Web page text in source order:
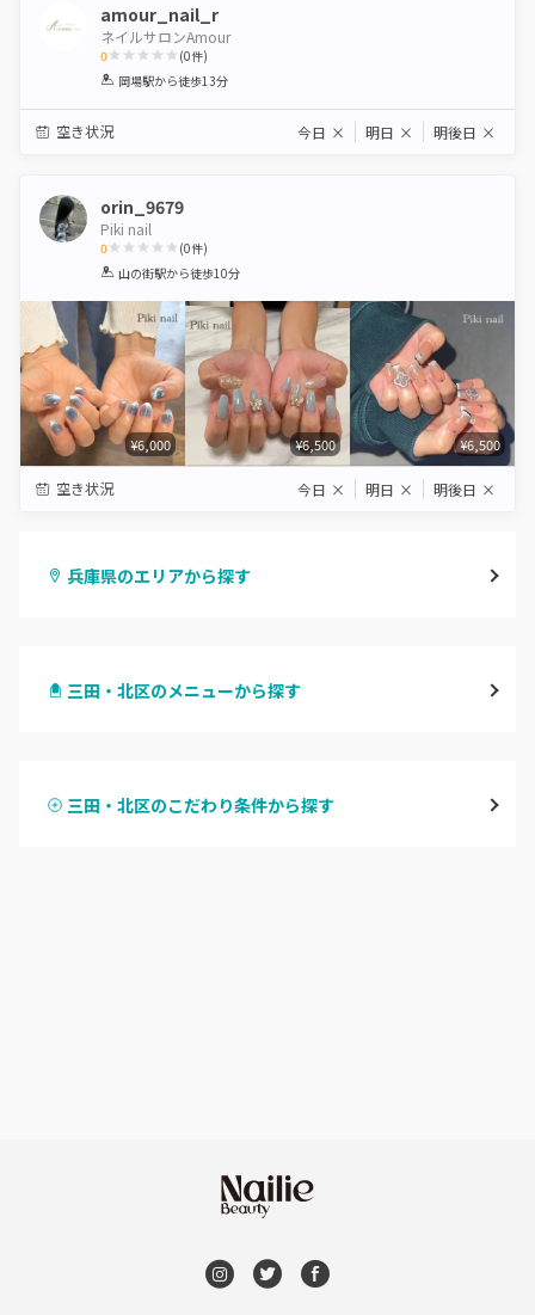
amour_nail_r
ネイルサロンAmour
0
1 2 3 4 5
(0件)
岡場駅から徒歩13分
空き状況 今日 × 明日 × 明後日 ×
orin_9679
Piki nail
0
1 2 3 4 5
(0件)
山の街駅から徒歩10分
¥6,000 ¥6,500 ¥6,500
空き状況 今日 × 明日 × 明後日 ×
兵庫県のエリアから探す
尼崎・塚口・武庫之荘
三田・北区のメニューから探す
ハンドスカルプ
三田・北区のこだわり条件から探す